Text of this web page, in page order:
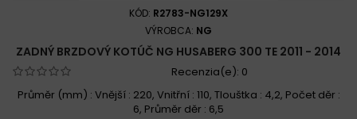
KÓD: R2783-NG129X
VÝROBCA: NG
ZADNÝ BRZDOVÝ KOTÚČ NG HUSABERG 300 TE 2011 - 2014
Recenzia(e): 0
Průměr (mm) : Vnější : 220, Vnitřní : 110, Tlouštka : 4,2, Počet děr :
6, Průměr děr : 6,5